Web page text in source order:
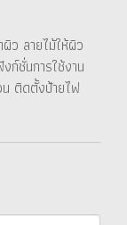
ว ลายไม้ให้ผิว
ก์ชั่นการใช้งาน
ติดตั้งป้ายไฟ